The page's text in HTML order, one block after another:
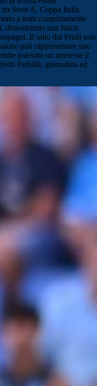
Serie A, Coppa Italia,
a tratti completamente
dimostrando una fatica
Il salto dal Friuli non
può rappresentare uno
palesato un interesse il
Pedullà, giornalista ed